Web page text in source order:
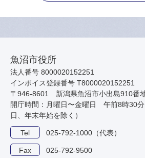
魚沼市役所
法人番号 8000020152251
インボイス登録番号 T8000020152251
〒946-8601 新潟県魚沼市小出島910番
開庁時間：月曜日〜金曜日 午前8時30
日、年末年始を除く）
Tel 025-792-1000（代表）
Fax 025-792-9500